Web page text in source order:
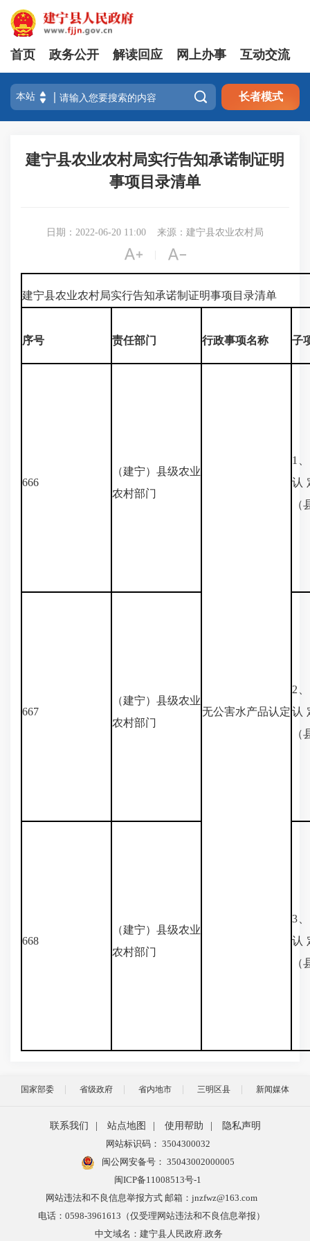
首页 政务公开 解读回应 网上办事 互动交流
 长者模式
建宁县农业农村局实行告知承诺制证明
事项目录清单
日期：2022-06-20 11:00 来源：建宁县农业农村局
 
建宁县农业农村局实行告知承诺制证明事项目录清单
序号 责任部门 行政事项名称 子
666
（建宁）县级农业
农村部门
无公害水产品认定
1
认
（
667
（建宁）县级农业
农村部门
2
认
（
668
（建宁）县级农业
农村部门
3
认
（
国家部委 省级政府 省内地市 三明区县 新闻媒体
联系我们 站点地图 使用帮助
隐私声明
网站标识码： 3504300032
闽公网安备号： 35043002000005
闽ICP备11008513号-1
网站违法和不良信息举报方式 邮箱：jnzfwz@163.com
电话：0598-3961613（仅受理网站违法和不良信息举报）
中文域名：建宁县人民政府.政务